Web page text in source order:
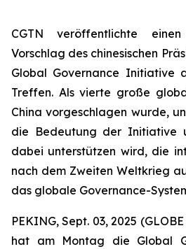
CGTN veröffentlichte
Vorschlag des chinesischen
Global Governance Initiative
Treffen. Als vierte große
China vorgeschlagen wurde,
die Bedeutung der Initiative
dabei unterstützen wird, die
nach dem Zweiten Weltkrieg
das globale Governance-
PEKING, Sept. 03, 2025
hat am Montag die Global